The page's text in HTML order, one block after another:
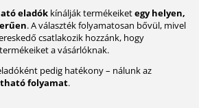
eladók kínálják termékeiketegy helyen,
. A választék folyamatosan bővül, mivel
csatlakozik hozzánk, hogy
a vásárlóknak.
pedig hatékony – nálunk az
folyamat.